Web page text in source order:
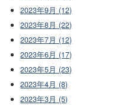
2023年9月 (12)
2023年8月 (22)
2023年7月 (12)
2023年6月 (17)
2023年5月 (23)
2023年4月 (8)
2023年3月 (5)